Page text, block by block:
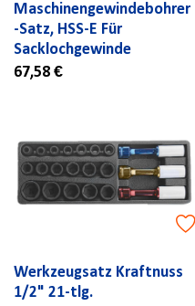
Maschinengewindebohrer
-Satz, HSS-E Für
Sacklochgewinde
67,58 €
Werkzeugsatz Kraftnuss
1/2" 21-tlg.